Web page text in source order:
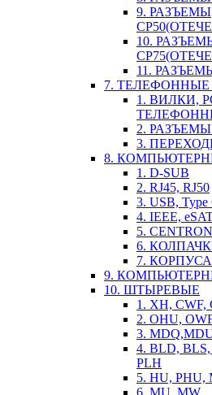
9. РАЗЪЕМЫ
10.
11.
7.
1. ВИЛКИ,
2.
3.
8.
1. D-SUB
2. RJ45, RJ50
3. USB, Type
4. IEEE,
5.
6.
7.
9.
10. ШТЫРЕВЫЕ
1. XH, CWF,
2. OHU,
3.
4. BLD, BLS,
PLH
5. HU, PHU,
6. MU, MW